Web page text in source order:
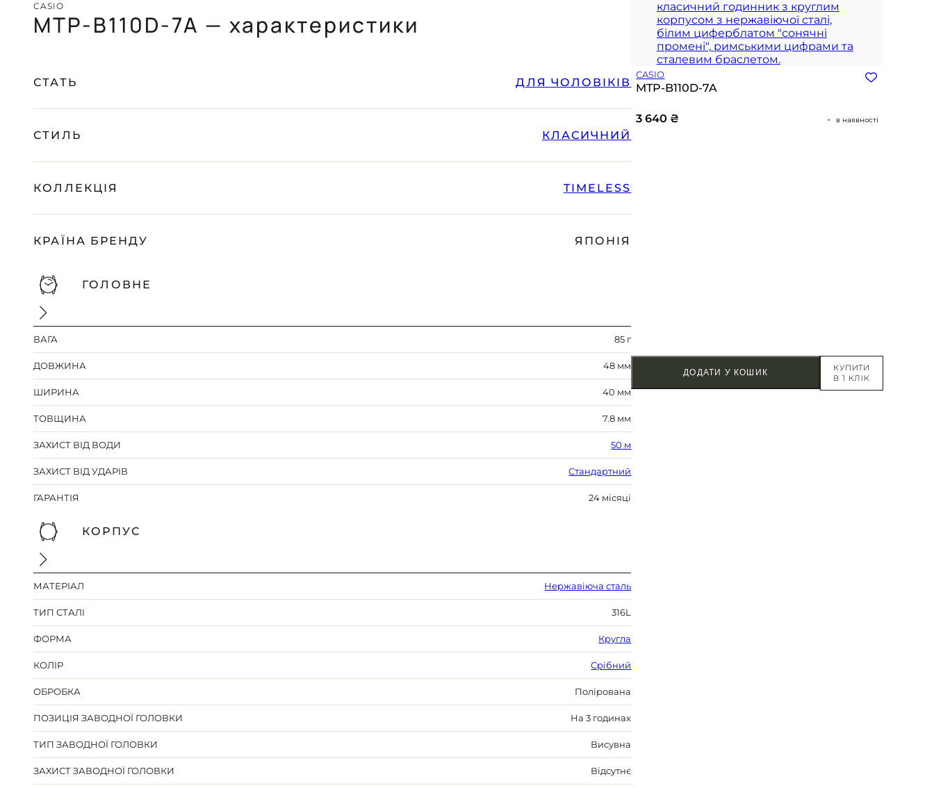
CASIO
MTP-B110D-7A — характеристики
СТАТЬ ДЛЯ ЧОЛОВІКІВ
СТИЛЬ КЛАСИЧНИЙ
КОЛЛЕКЦІЯ TIMELESS
КРАЇНА БРЕНДУ ЯПОНІЯ
ГОЛОВНЕ
ВАГА 85 г
ДОВЖИНА 48 мм
ШИРИНА 40 мм
ТОВЩИНА 7.8 мм
ЗАХИСТ ВІД ВОДИ 50 м
ЗАХИСТ ВІД УДАРІВ Стандартний
ГАРАНТІЯ 24 місяці
КОРПУС
МАТЕРІАЛ Нержавіюча сталь
ТИП СТАЛІ 316L
ФОРМА Кругла
КОЛІР Срібний
ОБРОБКА Полірована
ПОЗИЦІЯ ЗАВОДНОЇ ГОЛОВКИ На 3 годинах
ТИП ЗАВОДНОЇ ГОЛОВКИ Висувна
ЗАХИСТ ЗАВОДНОЇ ГОЛОВКИ Відсутнє
CASIO
MTP-B110D-7A
3 640 ₴ в наявності
ДОДАТИ У КОШИК
КУПИТИ
В 1 КЛІК